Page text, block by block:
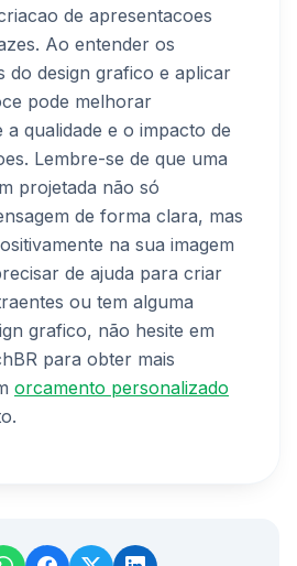
de apresentacoes
Ao entender os
do design grafico e aplicar
pode melhorar
a qualidade e o impacto de
Lembre-se de que uma
projetada não só
de forma clara, mas
na sua imagem
de ajuda para criar
ou tem alguma
grafico, não hesite em
para obter mais
orcamento personalizado